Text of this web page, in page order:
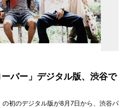
バー」デジタル版、渋谷で
初のデジタル版が8月7日から、渋谷パ